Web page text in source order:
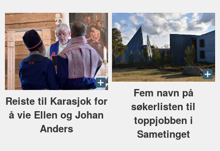
Reiste til Karasjok for
å vie Ellen og Johan
Anders
Fem navn på
søkerlisten til
toppjobben i
Sametinget